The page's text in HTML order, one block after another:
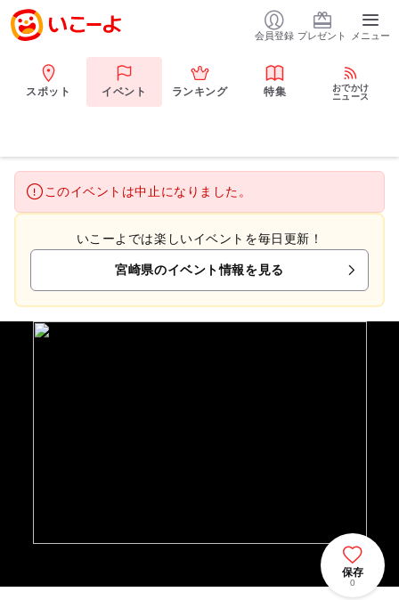
会員登録 プレゼント メニュー
スポット イベント ランキング 特集
おでかけ
ニュース
このイベントは中止になりました。
いこーよでは楽しいイベントを毎日更新！
宮崎県のイベント情報を見る
保存
0